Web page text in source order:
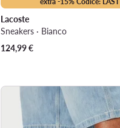
Lacoste
Sneakers · Bianco
124,99€